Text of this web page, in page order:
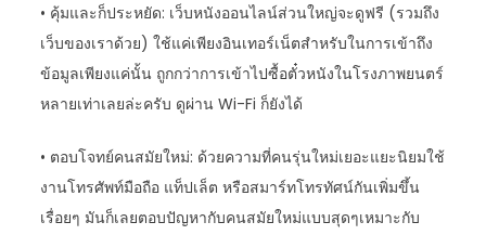
• คุ้มและก็ประหยัด: เว็บหนังออนไลน์ส่วนใหญ่จะดูฟรี (รวมถึง
เว็บของเราด้วย) ใช้แค่เพียงอินเทอร์เน็ตสำหรับในการเข้าถึง
ข้อมูลเพียงแค่นั้น ถูกกว่าการเข้าไปซื้อตั๋วหนังในโรงภาพยนตร์
หลายเท่าเลยล่ะครับ ดูผ่าน Wi-Fi ก็ยังได้
• ตอบโจทย์คนสมัยใหม่: ด้วยความที่คนรุ่นใหม่เยอะแยะนิยมใช้
งานโทรศัพท์มือถือ แท็ปเล็ต หรือสมาร์ทโทรทัศน์กันเพิ่มขึ้น
เรื่อยๆ มันก็เลยตอบปัญหากับคนสมัยใหม่แบบสุดๆเหมาะกับ